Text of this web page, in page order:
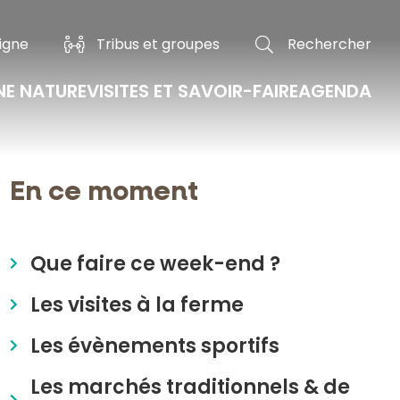
Tribus et groupes Rechercher
NATUREVISITES ET SAVOIR-FAIREAGENDA
En ce moment
Que faire ce week-end ?
Les visites à la ferme
Les évènements sportifs
Les marchés traditionnels & de